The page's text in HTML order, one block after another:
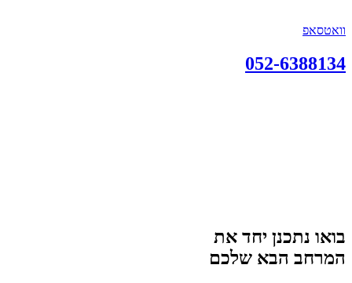
וואטסאפ
052-6388134
בואו נתכנן יחד את
המרחב הבא שלכם